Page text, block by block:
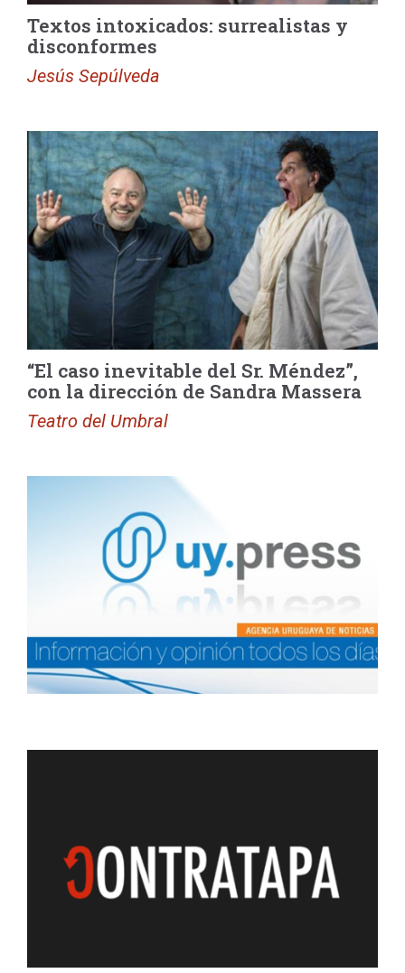
Textos intoxicados: surrealistas y
disconformes
Jesús Sepúlveda
“El caso inevitable del Sr. Méndez”,
con la dirección de Sandra Massera
Teatro del Umbral